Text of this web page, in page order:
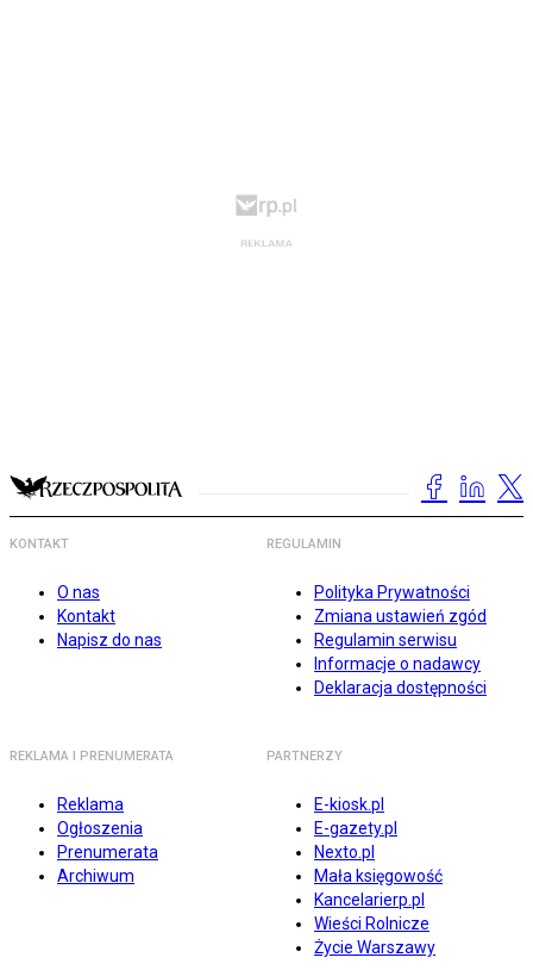
KONTAKT
O nas
Kontakt
Napisz do nas
REGULAMIN
Polityka Prywatności
Zmiana ustawień zgód
Regulamin serwisu
Informacje o nadawcy
Deklaracja dostępności
REKLAMA I PRENUMERATA
Reklama
Ogłoszenia
Prenumerata
Archiwum
PARTNERZY
E-kiosk.pl
E-gazety.pl
Nexto.pl
Mała księgowość
Kancelarierp.pl
Wieści Rolnicze
Życie Warszawy